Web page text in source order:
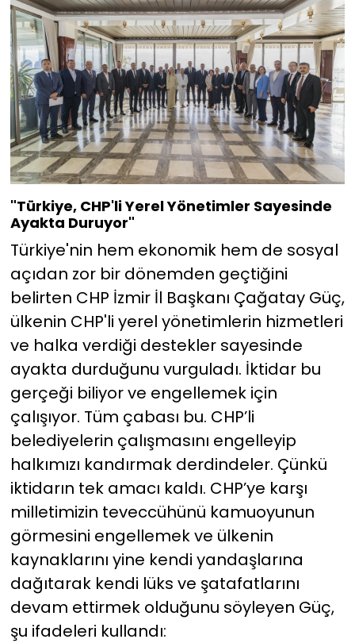
"Türkiye, CHP'li Yerel Yönetimler Sayesinde
Ayakta Duruyor"
Türkiye'nin hem ekonomik hem de sosyal
açıdan zor bir dönemden geçtiğini
belirten CHP İzmir İl Başkanı Çağatay Güç,
ülkenin CHP'li yerel yönetimlerin hizmetleri
ve halka verdiği destekler sayesinde
ayakta durduğunu vurguladı. İktidar bu
gerçeği biliyor ve engellemek için
çalışıyor. Tüm çabası bu. CHP’li
belediyelerin çalışmasını engelleyip
halkımızı kandırmak derdindeler. Çünkü
iktidarın tek amacı kaldı. CHP’ye karşı
milletimizin teveccühünü kamuoyunun
görmesini engellemek ve ülkenin
kaynaklarını yine kendi yandaşlarına
dağıtarak kendi lüks ve şatafatlarını
devam ettirmek olduğunu söyleyen Güç,
şu ifadeleri kullandı: